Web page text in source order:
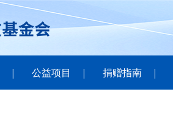
公益项目 捐赠指南